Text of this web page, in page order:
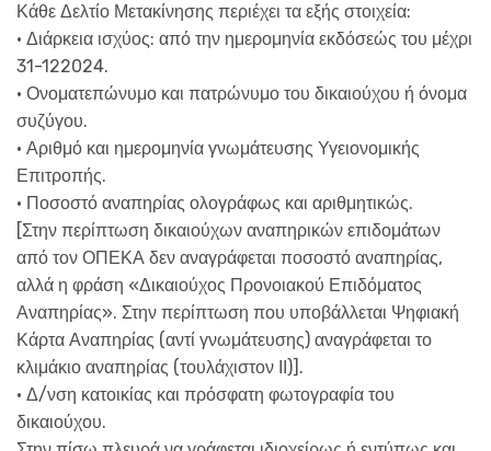
Κάθε Δελτίο Μετακίνησης περιέχει τα εξής στοιχεία:
• Διάρκεια ισχύος: από την ημερομηνία εκδόσεώς του μέχρι
31-122024.
• Ονοματεπώνυμο και πατρώνυμο του δικαιούχου ή όνομα
συζύγου.
• Αριθμό και ημερομηνία γνωμάτευσης Υγειονομικής
Επιτροπής.
• Ποσοστό αναπηρίας ολογράφως και αριθμητικώς.
[Στην περίπτωση δικαιούχων αναπηρικών επιδομάτων
από τον ΟΠΕΚΑ δεν αναγράφεται ποσοστό αναπηρίας,
αλλά η φράση «Δικαιούχος Προνοιακού Επιδόματος
Αναπηρίας». Στην περίπτωση που υποβάλλεται Ψηφιακή
Κάρτα Αναπηρίας (αντί γνωμάτευσης) αναγράφεται το
κλιμάκιο αναπηρίας (τουλάχιστον ΙΙ)].
• Δ/νση κατοικίας και πρόσφατη φωτογραφία του
δικαιούχου.